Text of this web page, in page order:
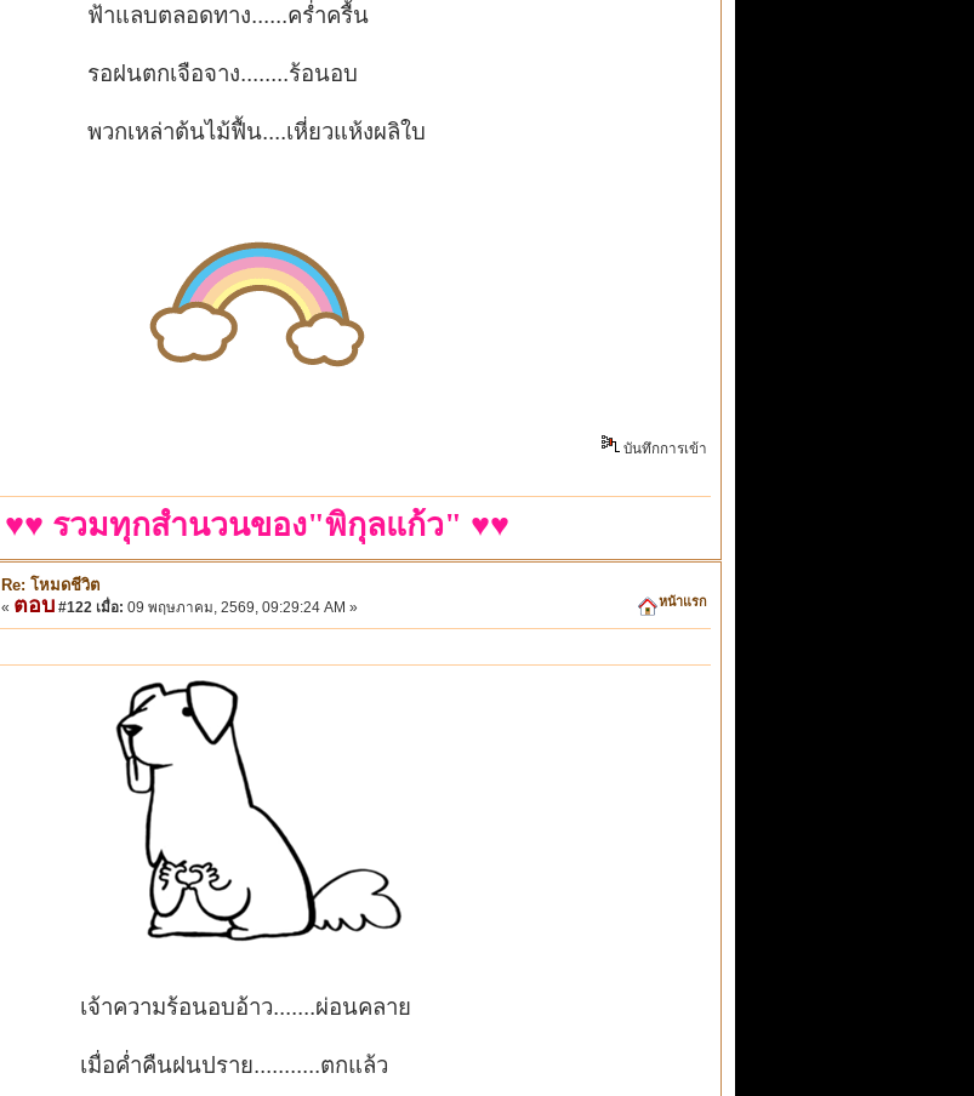
ฟ้าแลบตลอดทาง......คร่ำครื้น
รอฝนตกเจือจาง........ร้อนอบ
พวกเหล่าต้นไม้ฟื้น....เหี่ยวแห้งผลิใบ
บันทึกการเข้า
♥♥ รวมทุกสำนวนของ"พิกุลแก้ว" ♥♥
Re: โหมดชีวิต
« ตอบ #122 เมื่อ: 09 พฤษภาคม, 2569, 09:29:24 AM » หน้าแรก
เจ้าความร้อนอบอ้าว.......ผ่อนคลาย
เมื่อค่ำคืนฝนปราย...........ตกแล้ว